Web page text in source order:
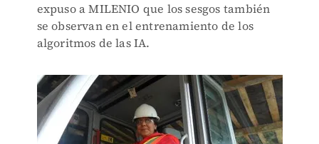
expuso a MILENIO que los sesgos también
se observan en el entrenamiento de los
algoritmos de las IA.